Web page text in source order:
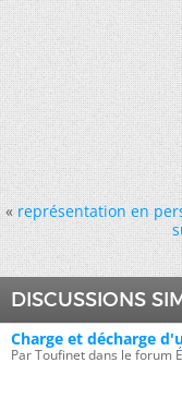
« représentation en
DISCUSSIONS
Charge et décharge
Par Toufinet dans le forum